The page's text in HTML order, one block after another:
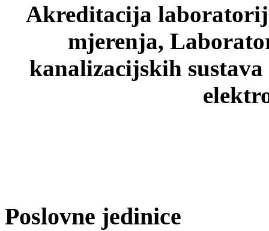
Akreditacija
mjerenja,
kanalizacijskih
Poslovne jedinice